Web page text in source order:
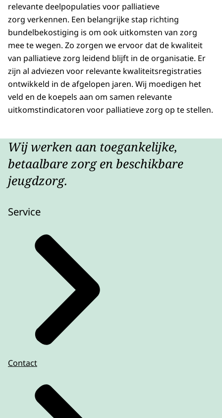
relevante deelpopulaties voor palliatieve
zorg verkennen. Een belangrijke stap richting
bundelbekostiging is om ook uitkomsten van zorg
mee te wegen. Zo zorgen we ervoor dat de kwaliteit
van palliatieve zorg leidend blijft in de organisatie. Er
zijn al adviezen voor relevante kwaliteitsregistraties
ontwikkeld in de afgelopen jaren. Wij moedigen het
veld en de koepels aan om samen relevante
uitkomstindicatoren voor palliatieve zorg op te stellen.
Wij werken aan toegankelijke,
betaalbare zorg en beschikbare
jeugdzorg.
Service
Contact